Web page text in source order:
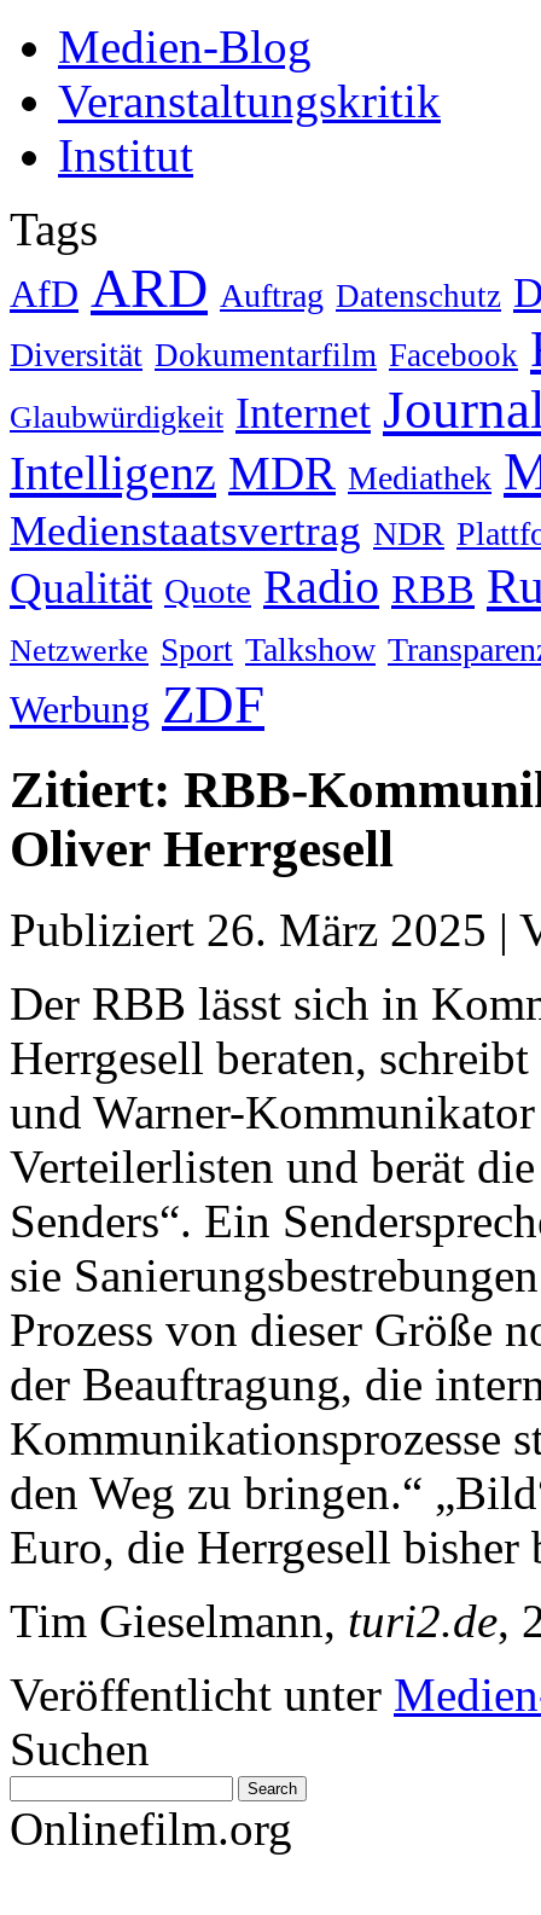
Medien-Blog
Veranstaltungskritik
Institut
Tags
AfD ARD Auftrag Datenschutz
Diversität Dokumentarfilm Facebook
Glaubwürdigkeit Internet
Intelligenz MDR Mediathek
Medienstaatsvertrag NDR
Qualität Quote Radio RBB
Netzwerke Sport Talkshow
Werbung ZDF
Zitiert: RBB-
Oliver Herrgesell
Publiziert 26. März 2025 |
Der RBB lässt sich in
Herrgesell beraten,
und Warner-
Verteilerlisten und berät
Senders“. Ein
sie
Prozess von dieser Größe
der Beauftragung, die
Kommunikationsprozesse
den Weg zu bringen.“
Euro, die Herrgesell bisher
Tim Gieselmann, turi2.de,
Veröffentlicht unter
Suchen
Onlinefilm.org